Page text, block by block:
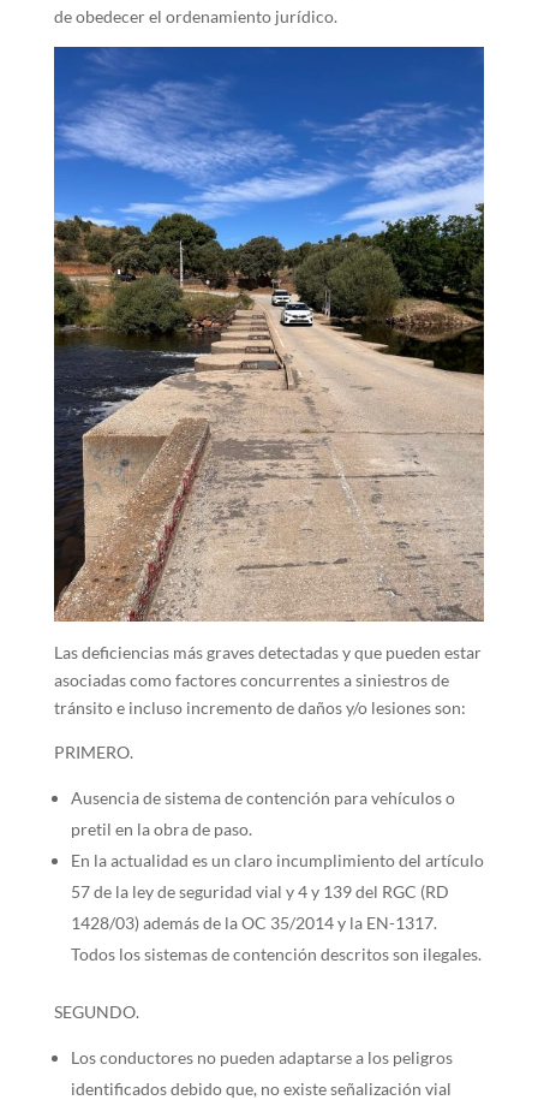
de obedecer el ordenamiento jurídico.
Las deficiencias más graves detectadas y que pueden estar
asociadas como factores concurrentes a siniestros de
tránsito e incluso incremento de daños y/o lesiones son:
PRIMERO.
Ausencia de sistema de contención para vehículos o
pretil en la obra de paso.
En la actualidad es un claro incumplimiento del artículo
57 de la ley de seguridad vial y 4 y 139 del RGC (RD
1428/03) además de la OC 35/2014 y la EN-1317.
Todos los sistemas de contención descritos son ilegales.
SEGUNDO.
Los conductores no pueden adaptarse a los peligros
identificados debido que, no existe señalización vial